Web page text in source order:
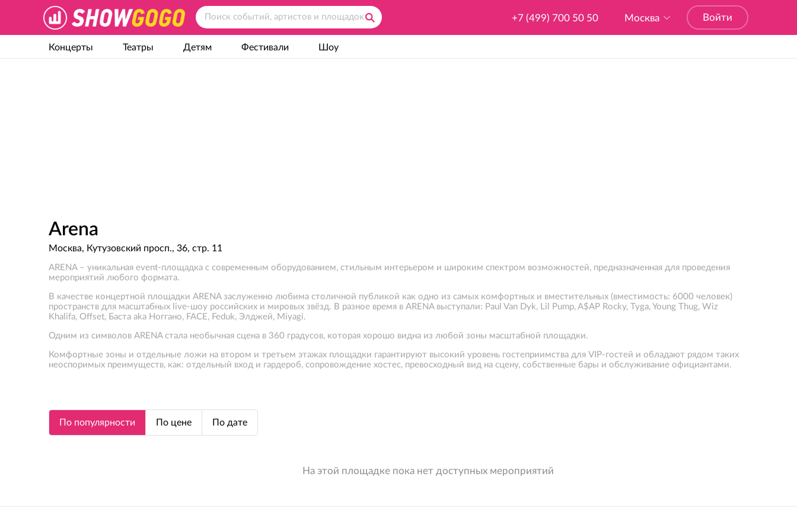
Войти
Москва
+7 (499) 700 50 50
Концерты Театры Детям Фестивали Шоу
Arena
Москва, Кутузовский просп., 36, стр. 11
ARENA – уникальная event-площадка с современным оборудованием, стильным интерьером и широким спектром возможностей, предназначенная для проведения
мероприятий любого формата.
В качестве концертной площадки ARENA заслуженно любима столичной публикой как одно из самых комфортных и вместительных (вместимость: 6000 человек)
пространств для масштабных live-шоу российских и мировых звёзд. В разное время в ARENA выступали: Paul Van Dyk, Lil Pump, A$AP Rocky, Tyga, Young Thug, Wiz
Khalifa, Offset, Баста aka Ноггано, FACE, Feduk, Элджей, Miyagi.
Одним из символов ARENA стала необычная сцена в 360 градусов, которая хорошо видна из любой зоны масштабной площадки.
Комфортные зоны и отдельные ложи на втором и третьем этажах площадки гарантируют высокий уровень гостеприимства для VIP-гостей и обладают рядом таких
неоспоримых преимуществ, как: отдельный вход и гардероб, сопровождение хостес, превосходный вид на сцену, собственные бары и обслуживание официантами.
По популярности По цене По дате
На этой площадке пока нет доступных мероприятий